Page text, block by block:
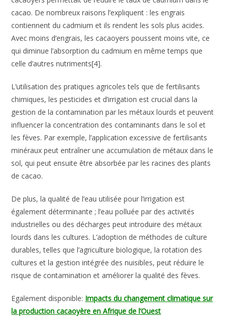
cacao. De nombreux raisons l’expliquent : les engrais
contiennent du cadmium et ils rendent les sols plus acides.
Avec moins d’engrais, les cacaoyers poussent moins vite, ce
qui diminue l’absorption du cadmium en même temps que
celle d’autres nutriments[4].
L’utilisation des pratiques agricoles tels que de fertilisants
chimiques, les pesticides et d’irrigation est crucial dans la
gestion de la contamination par les métaux lourds et peuvent
influencer la concentration des contaminants dans le sol et
les fèves. Par exemple, l’application excessive de fertilisants
minéraux peut entraîner une accumulation de métaux dans le
sol, qui peut ensuite être absorbée par les racines des plants
de cacao.
De plus, la qualité de l’eau utilisée pour l’irrigation est
également déterminante ; l’eau polluée par des activités
industrielles ou des décharges peut introduire des métaux
lourds dans les cultures. L’adoption de méthodes de culture
durables, telles que l’agriculture biologique, la rotation des
cultures et la gestion intégrée des nuisibles, peut réduire le
risque de contamination et améliorer la qualité des fèves.
Egalement disponible: Impacts du changement climatique sur
la production cacaoyère en Afrique de l’Ouest